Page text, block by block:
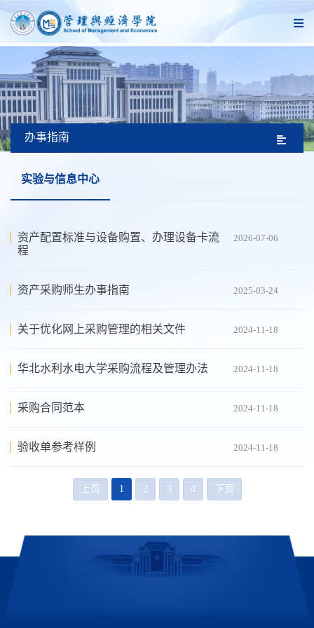
办事指南
实验与信息中心
资产配置标准与设备购置、办理设备卡流
程
2026-07-06
资产采购师生办事指南 2025-03-24
关于优化网上采购管理的相关文件 2024-11-18
华北水利水电大学采购流程及管理办法 2024-11-18
采购合同范本 2024-11-18
验收单参考样例 2024-11-18
上页 1 2 3 4 下页